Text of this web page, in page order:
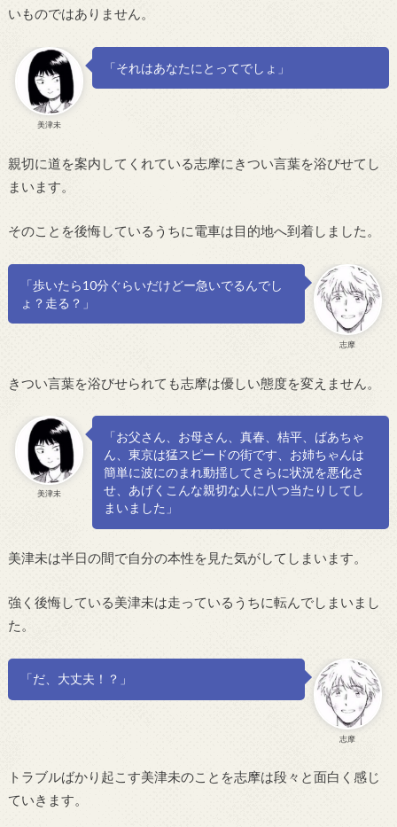
いものではありません。
美津未
「それはあなたにとってでしょ」
親切に道を案内してくれている志摩にきつい言葉を浴びせてし
まいます。
そのことを後悔しているうちに電車は目的地へ到着しました。
志摩
「歩いたら10分ぐらいだけどー急いでるんでし
ょ？走る？」
きつい言葉を浴びせられても志摩は優しい態度を変えません。
美津未
「お父さん、お母さん、真春、桔平、ばあちゃ
ん、東京は猛スピードの街です、お姉ちゃんは
簡単に波にのまれ動揺してさらに状況を悪化さ
せ、あげくこんな親切な人に八つ当たりしてし
まいました」
美津未は半日の間で自分の本性を見た気がしてしまいます。
強く後悔している美津未は走っているうちに転んでしまいまし
た。
志摩
「だ、大丈夫！？」
トラブルばかり起こす美津未のことを志摩は段々と面白く感じ
ていきます。